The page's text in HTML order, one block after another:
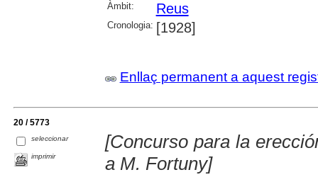
Àmbit: Reus
Cronologia: [1928]
Enllaç permanent a aquest
20 / 5773
seleccionar
imprimir
[Concurso para la
a M. Fortuny]